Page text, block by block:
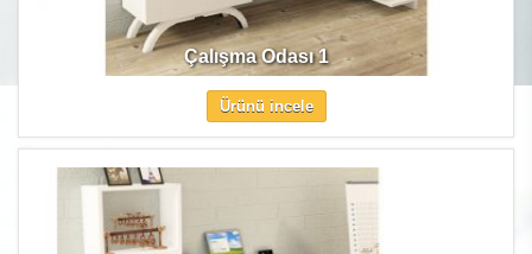
Çalışma Odası 1
Ürünü incele